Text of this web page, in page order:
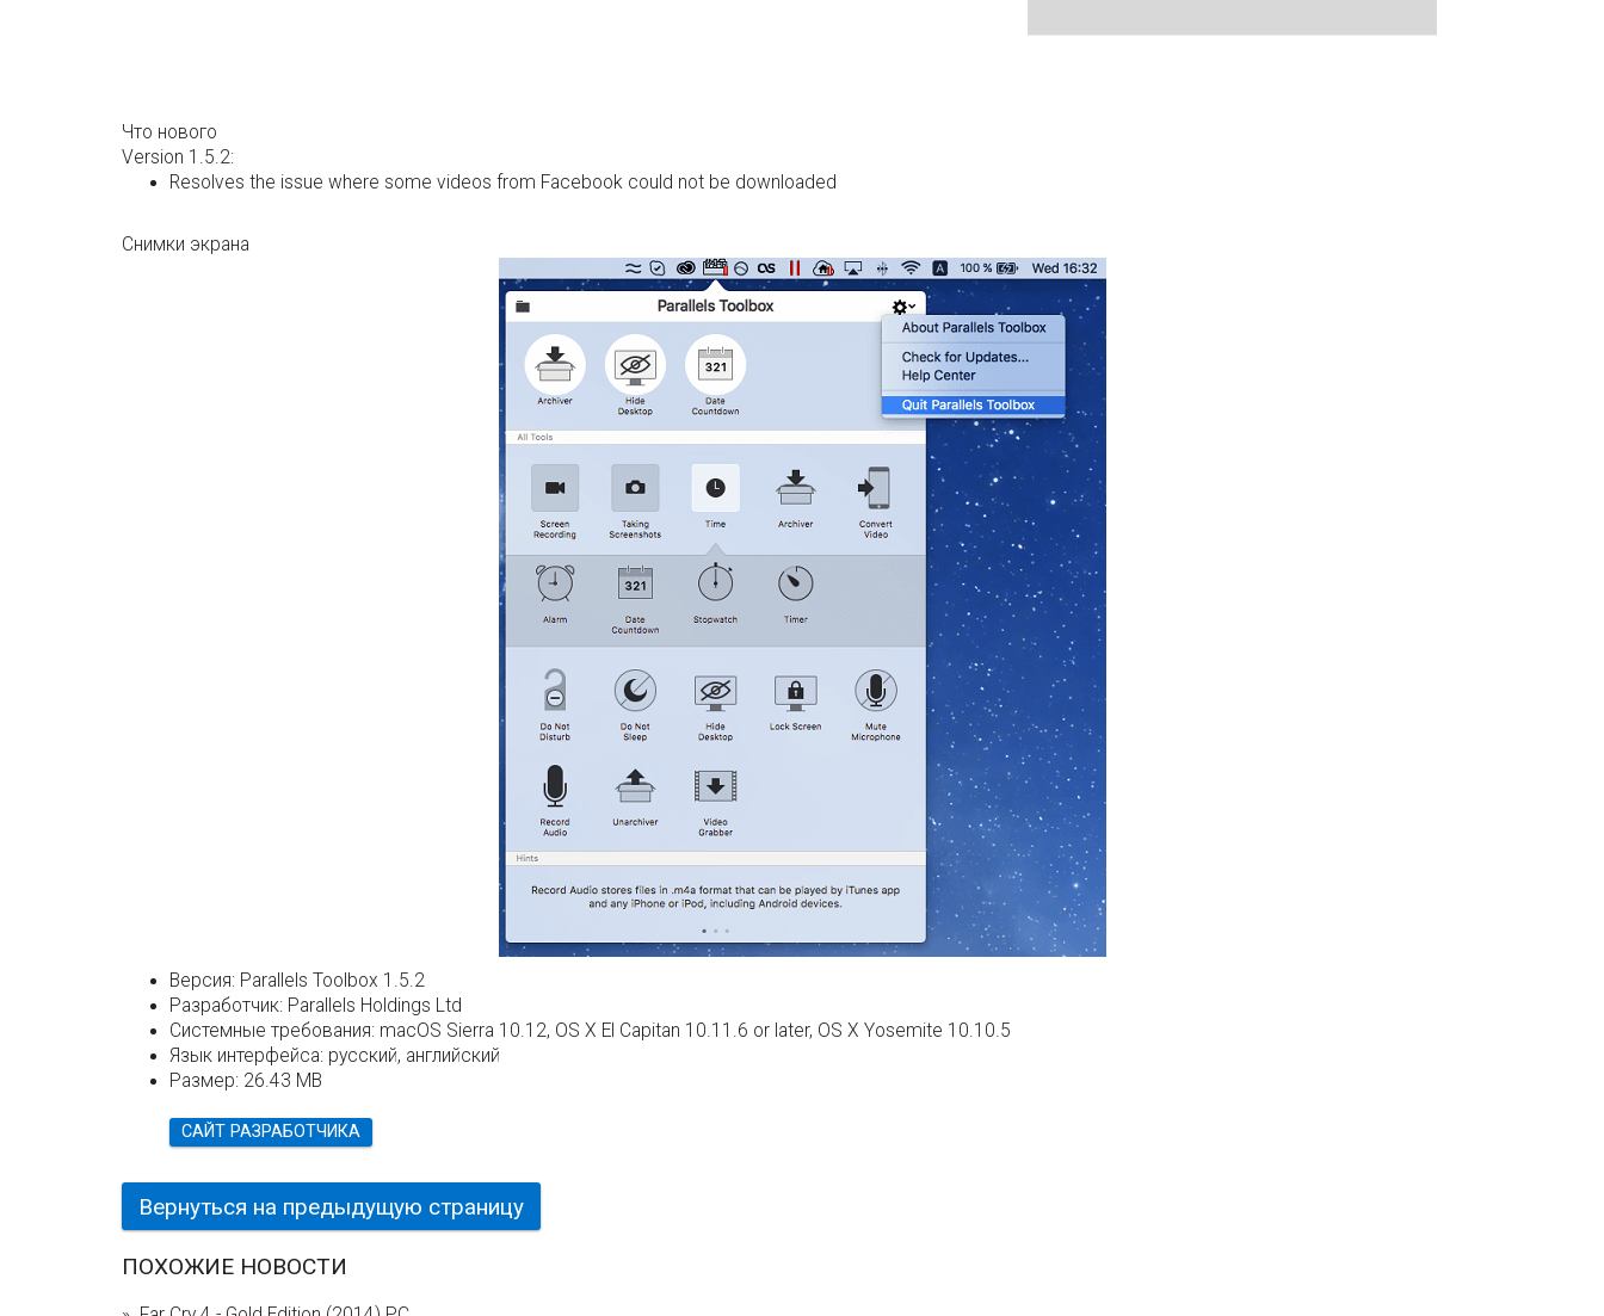
Что нового
Version 1.5.2:
Resolves the issue where some videos from Facebook could not be downloaded
Снимки экрана
Версия: Parallels Toolbox 1.5.2
Разработчик: Parallels Holdings Ltd
Системные требования: macOS Sierra 10.12, OS X El Capitan 10.11.6 or later, OS X Yosemite 10.10.5
Язык интерфейса: русский, английский
Размер: 26.43 MB
САЙТ РАЗРАБОТЧИКА
Вернуться на предыдущую страницу
ПОХОЖИЕ НОВОСТИ